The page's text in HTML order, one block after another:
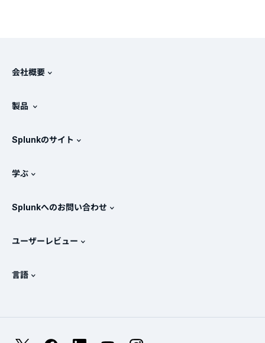
会社概要
Splunkと他社製品の比較
ニュースルーム
Splunkによる保護
SURGe
製品
価格
すべての製品を見る
Splunkのサイト
トレーニングと認定
Splunkストア
学ぶ
OpenTelemetryの概要
SOCのメトリクス
Splunkへのお問い合わせ
ユーザーレビュー
言語
Deutsch